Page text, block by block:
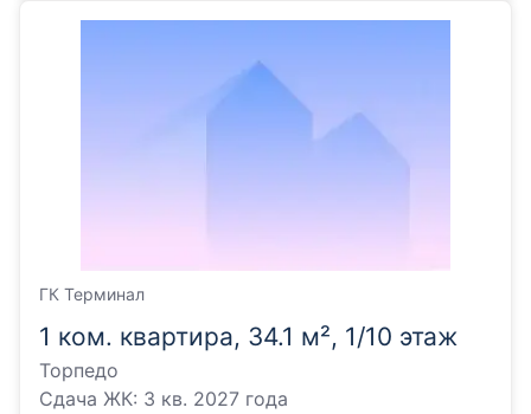
1 ком. квартира, 34.1 м², 1/10 этаж
Торпедо
Сдача ЖК: 3 кв. 2027 года
ГК Терминал